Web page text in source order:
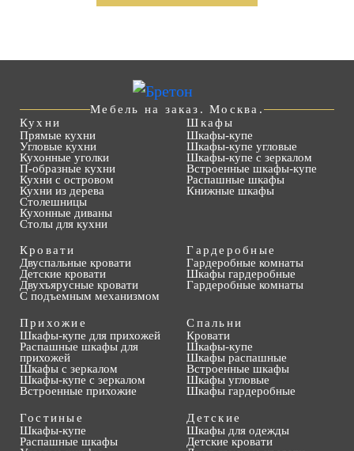
Мебель на заказ. Москва.
Кухни
Прямые кухни
Угловые кухни
Кухонные уголки
П-образные кухни
Кухни с островом
Кухни из дерева
Столешницы
Кухонные диваны
Столы для кухни
Шкафы
Шкафы-купе
Шкафы-купе угловые
Шкафы-купе с зеркалом
Встроенные шкафы-купе
Распашные шкафы
Книжные шкафы
Кровати
Двуспальные кровати
Детские кровати
Двухъярусные кровати
С подъемным механизмом
Гардеробные
Гардеробные комнаты
Шкафы гардеробные
Гардеробные комнаты
Прихожие
Шкафы-купе для прихожей
Распашные шкафы для
прихожей
Шкафы с зеркалом
Шкафы-купе с зеркалом
Встроенные прихожие
Спальни
Кровати
Шкафы-купе
Шкафы распашные
Встроенные шкафы
Шкафы угловые
Шкафы гардеробные
Гостиные
Шкафы-купе
Распашные шкафы
Детские
Шкафы для одежды
Детские кровати